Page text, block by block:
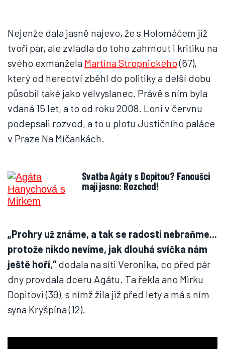
Nejenže dala jasně najevo, že s Holomáčem již
tvoří pár, ale zvládla do toho zahrnout i kritiku na
svého exmanžela Martina Stropnického(67),
který od herectví zběhl do politiky a delší dobu
působil také jako velvyslanec. Právě s ním byla
vdaná 15 let, a to od roku 2008. Loni v červnu
podepsali rozvod, a to u plotu Justičního paláce
v Praze Na Míčankách.
Svatba Agáty s Dopitou? Fanoušci
mají jasno: Rozchod!
„Prohry už známe, a tak se radosti nebraňme...
protože nikdo nevíme, jak dlouhá svíčka nám
ještě hoří,“dodala na síti Veronika, co před pár
dny provdala dceru Agátu. Ta řekla ano Mirku
Dopitovi (39), s nímž žila již před lety a má s ním
syna Kryšpína (12).